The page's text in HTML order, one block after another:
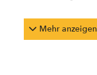
Mehr anzeigen